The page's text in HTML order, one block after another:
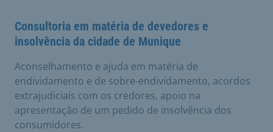
Consultoria em matéria de devedores e
insolvência da cidade de Munique
Aconselhamento e ajuda em matéria de
endividamento e de sobre-endividamento, acordos
extrajudiciais com os credores, apoio na
apresentação de um pedido de insolvência dos
consumidores.